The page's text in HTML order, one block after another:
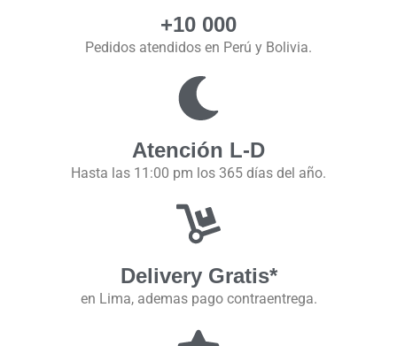
+10 000
Pedidos atendidos en Perú y Bolivia.
Atención L-D
Hasta las 11:00 pm los 365 días del año.
Delivery Gratis*
en Lima, ademas pago contraentrega.